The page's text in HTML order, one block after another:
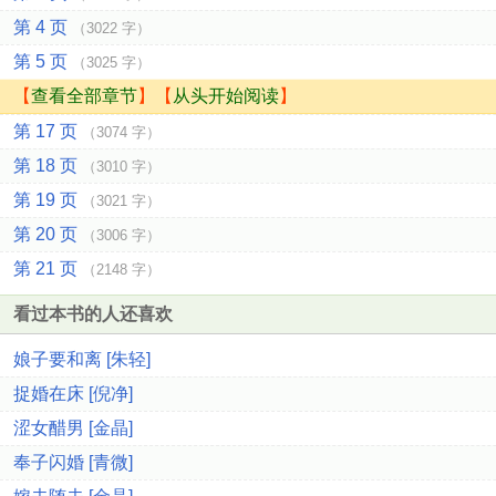
第 4 页 （3022 字）
第 5 页 （3025 字）
【查看全部章节】【 从头开始阅读】
第 17 页
（3074 字）
第 18 页 （3010 字）
第 19 页 （3021 字）
第 20 页 （3006 字）
第 21 页 （2148 字）
看过本书的人还喜欢
娘子要和离 [朱轻]
捉婚在床 [倪净]
涩女醋男 [金晶]
奉子闪婚 [青微]